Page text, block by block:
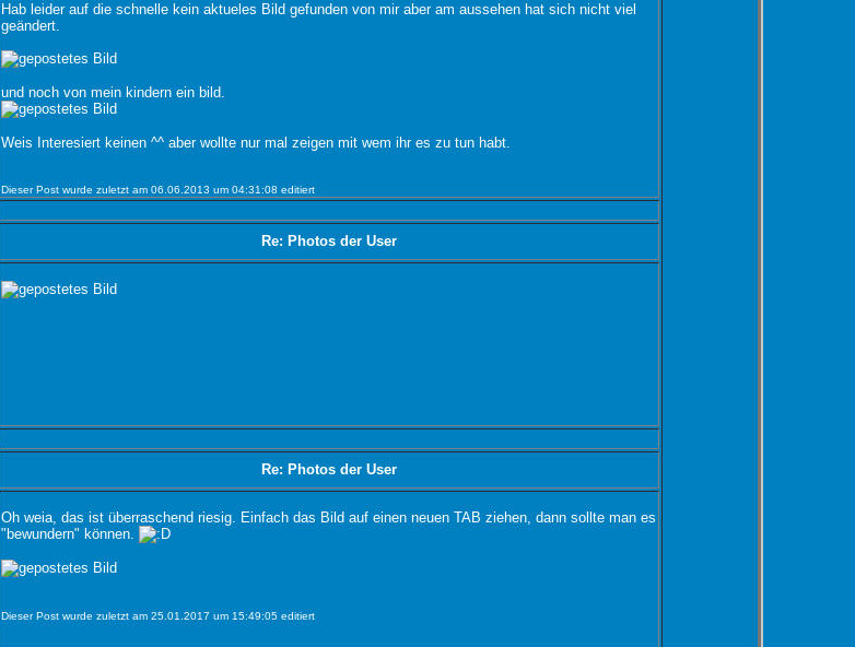
Hab leider auf die schnelle kein aktueles Bild gefunden von mir aber am aussehen hat sich nicht viel
geändert.
und noch von mein kindern ein bild.
Weis Interesiert keinen ^^ aber wollte nur mal zeigen mit wem ihr es zu tun habt.
Dieser Post wurde zuletzt am 06.06.2013 um 04:31:08 editiert
Re: Photos der User
Re: Photos der User
Oh weia, das ist überraschend riesig. Einfach das Bild auf einen neuen TAB ziehen, dann sollte man es
"bewundern" können.
Dieser Post wurde zuletzt am 25.01.2017 um 15:49:05 editiert